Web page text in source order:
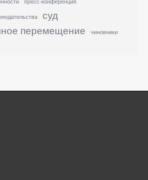
пресс-конференция
суд
перемещение
чиновники